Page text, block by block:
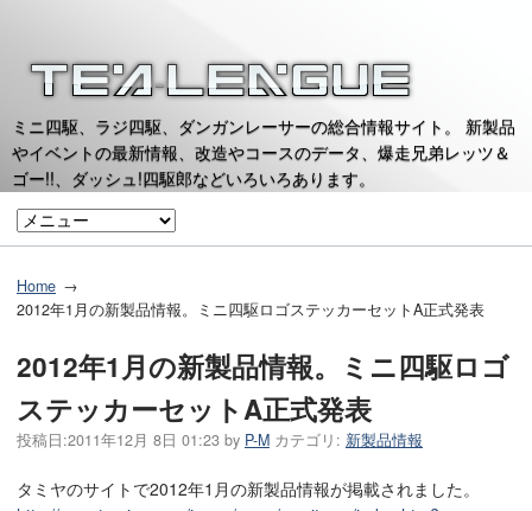
ミニ四駆、ラジ四駆、ダンガンレーサーの総合情報サイト。 新製品
やイベントの最新情報、改造やコースのデータ、爆走兄弟レッツ＆
ゴー!!、ダッシュ!四駆郎などいろいろあります。
Home
2012年1月の新製品情報。ミニ四駆ロゴステッカーセットA正式発表
2012年1月の新製品情報。ミニ四駆ロゴ
ステッカーセットA正式発表
投稿日:2011年12月 8日 01:23 by P-M カテゴリ: 新製品情報
タミヤのサイトで2012年1月の新製品情報が掲載されました。